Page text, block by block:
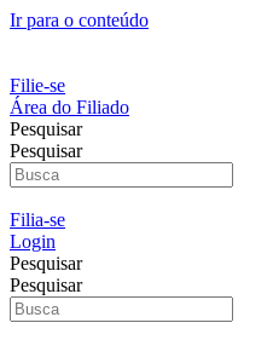
Ir para o conteúdo
Filie-se
Área do Filiado
Pesquisar
Pesquisar
Filia-se
Login
Pesquisar
Pesquisar